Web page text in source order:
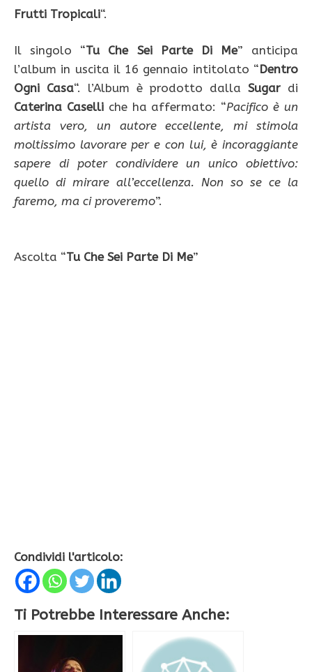
Frutti Tropicali“.
Il singolo “Tu Che Sei Parte Di Me” anticipa
l’album in uscita il 16 gennaio intitolato “Dentro
Ogni Casa“. l’Album è prodotto dallaSugar di
Caterina Caselliche ha affermato: “Pacifico è un
artista vero, un autore eccellente, mi stimola
moltissimo lavorare per e con lui, è incoraggiante
sapere di poter condividere un unico obiettivo:
quello di mirare all’eccellenza. Non so se ce la
faremo, ma ci proveremo”.
Ascolta “Tu Che Sei Parte Di Me”
Condividi l'articolo:
Ti Potrebbe Interessare Anche: